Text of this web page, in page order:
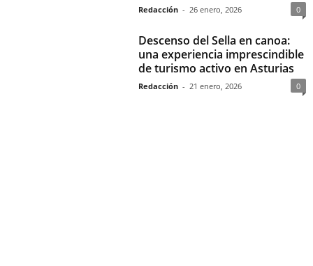
Redacción - 26 enero, 2026 0
Descenso del Sella en canoa:
una experiencia imprescindible
de turismo activo en Asturias
Redacción - 21 enero, 2026 0